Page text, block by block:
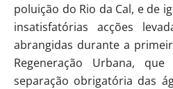
poluição do Rio da Cal, e de
insatisfatórias acções
abrangidas durante a
Regeneração Urbana,
separação obrigatória das